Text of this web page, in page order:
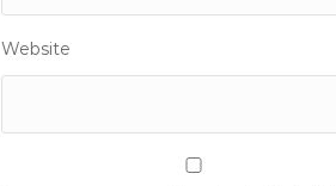
Website